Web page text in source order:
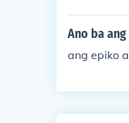
Ano ba
ang epiko